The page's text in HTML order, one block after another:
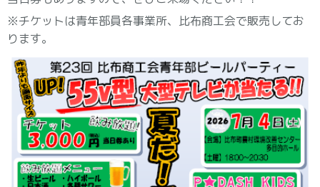
※チケットは青年部員各事業所、比布商工会で販売してお
ります。